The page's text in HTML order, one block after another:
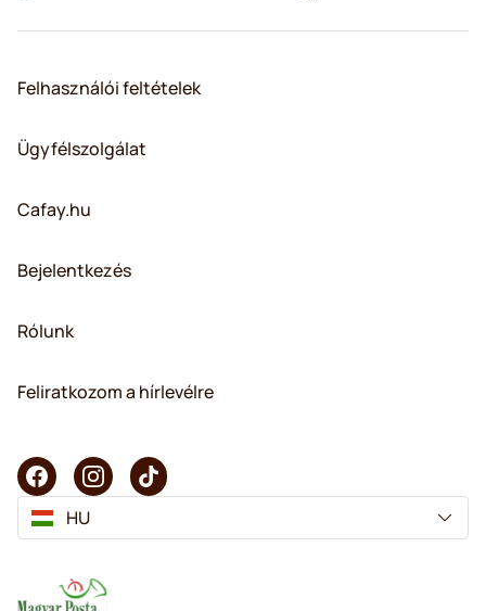
Felhasználói feltételek
Ügyfélszolgálat
Cafay.hu
Bejelentkezés
Rólunk
Feliratkozom a hírlevélre
HU